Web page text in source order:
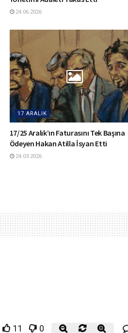
24.06.2026
17 ARALIK
17/25 Aralık’ın Faturasını Tek Başına
Ödeyen Hakan Atilla İsyan Etti
24.03.2026
11 0